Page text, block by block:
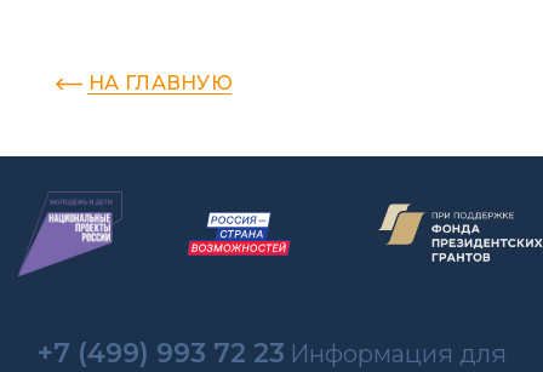
НА ГЛАВНУЮ
+7 (499) 993 72 23 Информация для